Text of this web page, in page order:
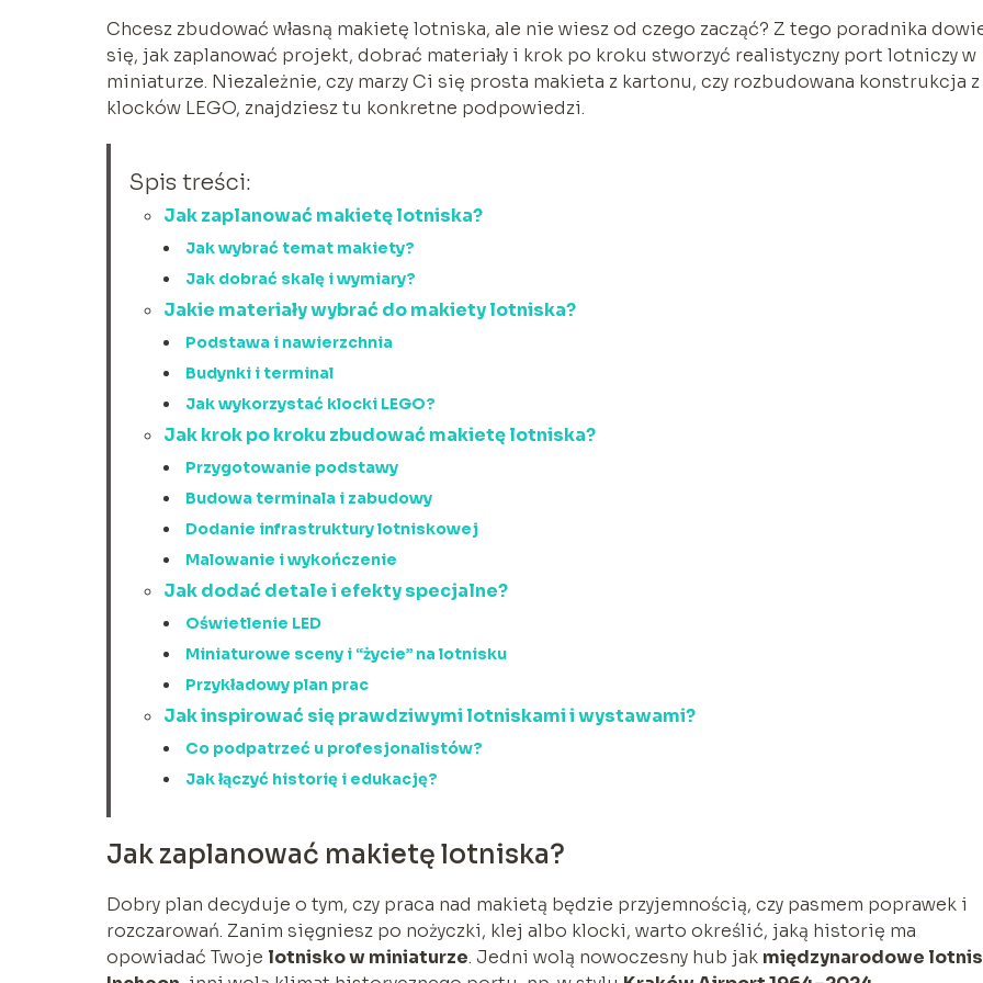
Chcesz zbudować własną makietę lotniska, ale nie wiesz od czego zacząć? Z tego poradnika
się, jak zaplanować projekt, dobrać materiały i krok po kroku stworzyć realistyczny port lotniczy w
miniaturze. Niezależnie, czy marzy Ci się prosta makieta z kartonu, czy rozbudowana konstrukcja z
klocków LEGO, znajdziesz tu konkretne podpowiedzi.
Spis treści:
Jak zaplanować makietę lotniska?
Jak wybrać temat makiety?
Jak dobrać skalę i wymiary?
Jakie materiały wybrać do makiety lotniska?
Podstawa i nawierzchnia
Budynki i terminal
Jak wykorzystać klocki LEGO?
Jak krok po kroku zbudować makietę lotniska?
Przygotowanie podstawy
Budowa terminala i zabudowy
Dodanie infrastruktury lotniskowej
Malowanie i wykończenie
Jak dodać detale i efekty specjalne?
Oświetlenie LED
Miniaturowe sceny i “życie” na lotnisku
Przykładowy plan prac
Jak inspirować się prawdziwymi lotniskami i wystawami?
Co podpatrzeć u profesjonalistów?
Jak łączyć historię i edukację?
Jak zaplanować makietę lotniska?
Dobry plan decyduje o tym, czy praca nad makietą będzie przyjemnością, czy pasmem poprawek i
rozczarowań. Zanim sięgniesz po nożyczki, klej albo klocki, warto określić, jaką historię ma
opowiadać Twoje lotnisko w miniaturze. Jedni wolą nowoczesny hub jak międzynarodowe